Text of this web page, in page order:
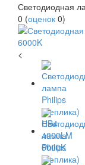
Светодиодная
0 (оценок 0)
<